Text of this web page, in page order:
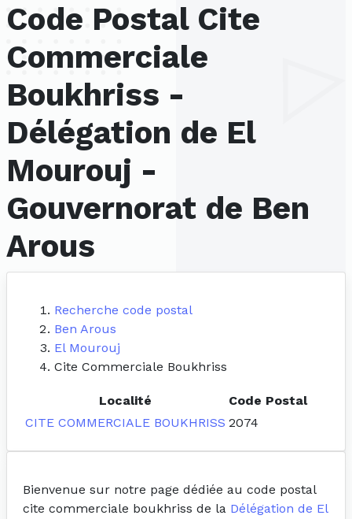
Code Postal Cite
Commerciale
Boukhriss -
Délégation de El
Mourouj -
Gouvernorat de Ben
Arous
Recherche code postal
Ben Arous
El Mourouj
Cite Commerciale Boukhriss
Localité
Code Postal
CITE COMMERCIALE BOUKHRISS 2074
Bienvenue sur notre page dédiée au code postal
cite commerciale boukhriss de la Délégation de El